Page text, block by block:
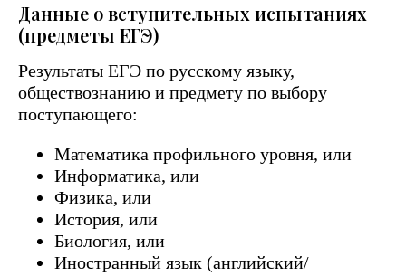
Данные о вступительных испытаниях
(предметы ЕГЭ)
Результаты ЕГЭ по русскому языку,
обществознанию и предмету по выбору
поступающего:
Математика профильного уровня, или
Информатика, или
Физика, или
История, или
Биология, или
Иностранный язык (английский/